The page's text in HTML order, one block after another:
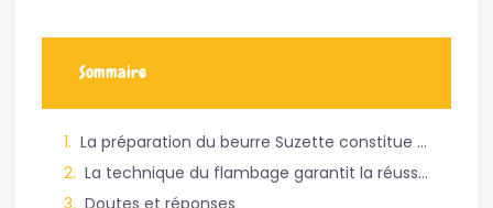
Sommaire
La préparation du beurre Suzette constitue le secret d’un dessert parfaitement équilibré
La technique du flambage garantit la réussite de ce grand classique de la gastronomie
Doutes et réponses